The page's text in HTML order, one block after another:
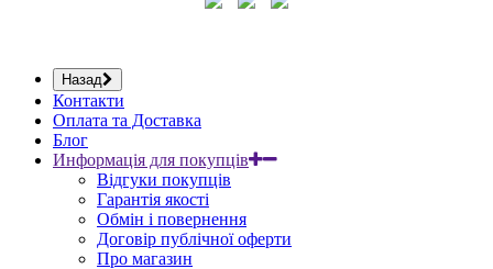
Назад
Контакти
Оплата та Доставка
Блог
Информація для покупців
Відгуки покупців
Гарантія якості
Обмін і повернення
Договір публічної оферти
Про магазин